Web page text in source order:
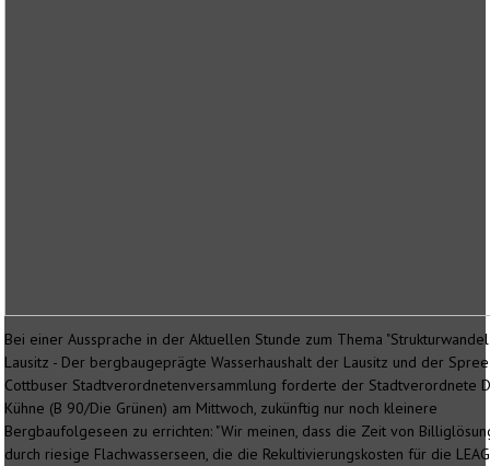
Bei einer Aussprache in der Aktuellen Stunde zum Thema
Lausitz - Der bergbaugeprägte Wasserhaushalt der Lausitz und der
Cottbuser Stadtverordnetenversammlung forderte der Stadtverordnete
Kühne (B 90/Die Grünen) am Mittwoch, zukünftig nur noch kleinere
Bergbaufolgeseen zu errichten: "Wir meinen, dass die Zeit von
durch riesige Flachwasserseen, die die Rekultivierungskosten für die LEAG